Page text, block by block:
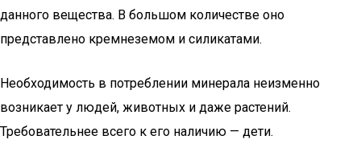
данного вещества. В большом количестве оно
представлено кремнеземом и силикатами.
Необходимость в потреблении минерала неизменно
возникает у людей, животных и даже растений.
Требовательнее всего к его наличию — дети.